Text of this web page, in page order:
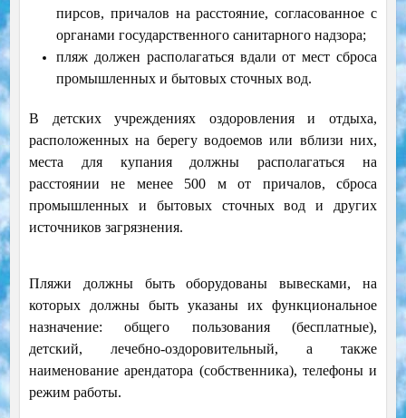
пирсов, причалов на расстояние, согласованное с
органами государственного санитарного надзора;
пляж должен располагаться вдали от мест сброса
промышленных и бытовых сточных вод.
В детских учреждениях оздоровления и отдыха,
расположенных на берегу водоемов или вблизи них,
места для купания должны располагаться на
расстоянии не менее 500 м от причалов, сброса
промышленных и бытовых сточных вод и других
источников загрязнения.
Пляжи должны быть оборудованы вывесками, на
которых должны быть указаны их функциональное
назначение: общего пользования (бесплатные),
детский, лечебно-оздоровительный, а также
наименование арендатора (собственника), телефоны и
режим работы.